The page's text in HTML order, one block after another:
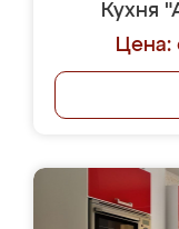
Кухня
Цена: